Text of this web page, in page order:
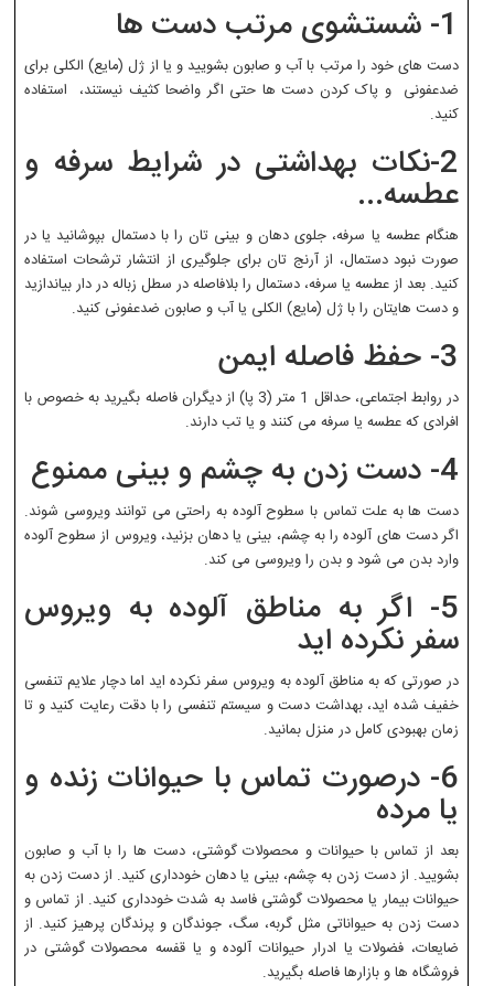
1- شستشوی مرتب دست ها
دست های خود را مرتب با آب و صابون بشویید و یا از ژل (مایع) الکلی برای
ضدعفونی و پاک کردن دست ها حتی اگر واضحا کثیف نیستند، استفاده
کنید.
2-نکات بهداشتی در شرایط سرفه و
عطسه...
هنگام عطسه یا سرفه، جلوی دهان و بینی تان را با دستمال بپوشانید یا در
صورت نبود دستمال، از آرنج تان برای جلوگیری از انتشار ترشحات استفاده
کنید. بعد از عطسه یا سرفه، دستمال را بلافاصله در سطل زباله در دار بیاندازید
و دست هایتان را با ژل (مایع) الکلی یا آب و صابون ضدعفونی کنید.
3- حفظ فاصله ایمن
در روابط اجتماعی، حداقل 1 متر (3 پا) از دیگران فاصله بگیرید به خصوص با
افرادی که عطسه یا سرفه می کنند و یا تب دارند.
4- دست زدن به چشم و بینی ممنوع
دست ها به علت تماس با سطوح آلوده به راحتی می توانند ویروسی شوند.
اگر دست های آلوده را به چشم، بینی یا دهان بزنید، ویروس از سطوح آلوده
وارد بدن می شود و بدن را ویروسی می کند.
5- اگر به مناطق آلوده به ویروس
سفر نکرده اید
در صورتی که به مناطق آلوده به ویروس سفر نکرده اید اما دچار علایم تنفسی
خفیف شده اید، بهداشت دست و سیستم تنفسی را با دقت رعایت کنید و تا
زمان بهبودی کامل در منزل بمانید.
6- درصورت تماس با حیوانات زنده و
یا مرده
بعد از تماس با حیوانات و محصولات گوشتی، دست ها را با آب و صابون
بشویید. از دست زدن به چشم، بینی یا دهان خودداری کنید. از دست زدن به
حیوانات بیمار یا محصولات گوشتی فاسد به شدت خودداری کنید. از تماس و
دست زدن به حیواناتی مثل گربه، سگ، جوندگان و پرندگان پرهیز کنید. از
ضایعات، فضولات یا ادرار حیوانات آلوده و یا قفسه محصولات گوشتی در
فروشگاه ها و بازارها فاصله بگیرید.